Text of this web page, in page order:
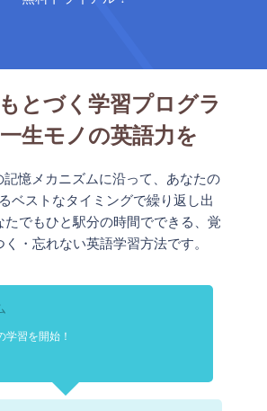
とづく学習プログラ
生モノの英語力を
憶メカニズムに沿って、あなたの
ベストなタイミングで繰り返し出
たでもひと駅分の時間でできる、覚
・忘れない英語学習方法です。
学習を開始！